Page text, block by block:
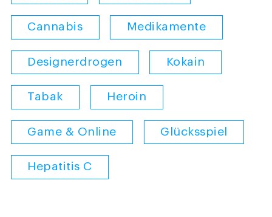
Cannabis Medikamente
Designerdrogen Kokain
Tabak Heroin
Game & Online Glücksspiel
Hepatitis C